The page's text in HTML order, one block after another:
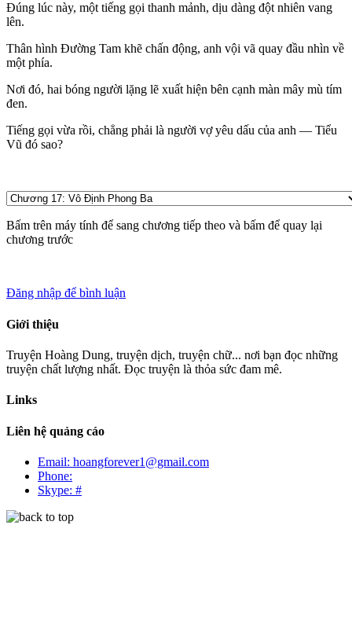
Đúng lúc này, một tiếng gọi thanh mảnh, dịu dàng đột nhiên vang
lên.
Thân hình Đường Tam khẽ chấn động, anh vội vã quay đầu nhìn về
một phía.
Nơi đó, hai bóng người lặng lẽ xuất hiện bên cạnh màn mây mù tím
đen.
Tiếng gọi vừa rồi, chẳng phải là người vợ yêu dấu của anh — Tiểu
Vũ đó sao?
Bấm trên máy tính để sang chương tiếp theo và bấm để quay lại
chương trước
Đăng nhập để bình luận
Giới thiệu
Truyện Hoàng Dung, truyện dịch, truyện chữ... nơi bạn đọc những
truyện chất lượng nhất. Đọc truyện là thỏa sức đam mê.
Links
Liên hệ quảng cáo
Email: hoangforever1@gmail.com
Phone:
Skype: #